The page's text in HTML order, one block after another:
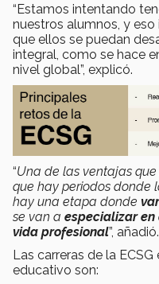
“Estamos intentando
nuestros alumnos, y
que ellos se puedan
integral, como se hace
nivel global”, explicó.
“Una de las ventajas
que hay periodos donde
hay una etapa donde
se van a especializar en
vida profesional”, añadió.
Las carreras de la
educativo son: